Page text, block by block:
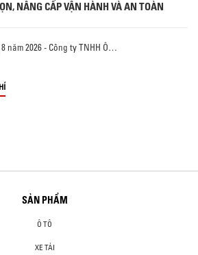
NÂNG CẤP VẬN HÀNH VÀ AN TOÀN
năm 2026 - Công ty TNHH Ô…
SẢN PHẨM
Ô TÔ
XE TẢI